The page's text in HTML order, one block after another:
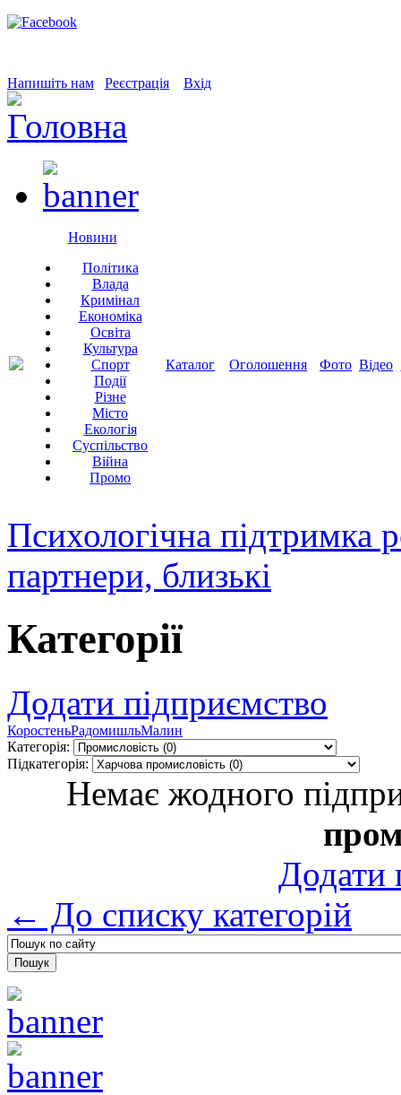
Напишіть нам Реєстрація Вхід
Новини
Політика
Влада
Кримінал
Економіка
Освіта
Культура
Спорт
Події
Різне
Місто
Екологія
Суспільство
Війна
Промо
Каталог Оголошення Фото Відео
Психологічна підтримка
партнери, близькі
Категорії
Додати підприємство
КоростеньРадомишльМалин
Категорія:
Підкатегорія:
Немає жодного
Додати
← До списку категорій